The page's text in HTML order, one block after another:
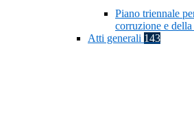
Piano triennale
corruzione e
Atti generali 143